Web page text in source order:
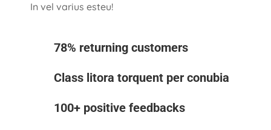
In vel varius esteu!
78% returning customers
Class litora torquent per conubia
100+ positive feedbacks